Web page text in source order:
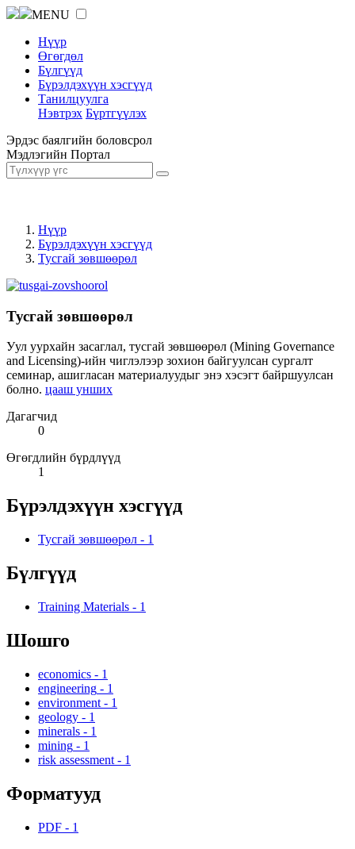
MENU
Нүүр
Өгөгдөл
Бүлгүүд
Бүрэлдэхүүн хэсгүүд
Танилцуулга
Нэвтрэх Бүртгүүлэх
Эрдэс баялгийн боловсрол
Мэдлэгийн Портал
Нүүр
Бүрэлдэхүүн хэсгүүд
Тусгай зөвшөөрөл
Тусгай зөвшөөрөл
Уул уурхайн засаглал, тусгай зөвшөөрөл (Mining Governance
and Licensing)-ийн чиглэлээр зохион байгуулсан сургалт
семинар, ашигласан материалуудыг энэ хэсэгт байршуулсан
болно. цааш унших
Дагагчид
0
Өгөгдлийн бүрдлүүд
1
Бүрэлдэхүүн хэсгүүд
Тусгай зөвшөөрөл - 1
Бүлгүүд
Training Materials - 1
Шошго
economics - 1
engineering - 1
environment - 1
geology - 1
minerals - 1
mining - 1
risk assessment - 1
Форматууд
PDF - 1